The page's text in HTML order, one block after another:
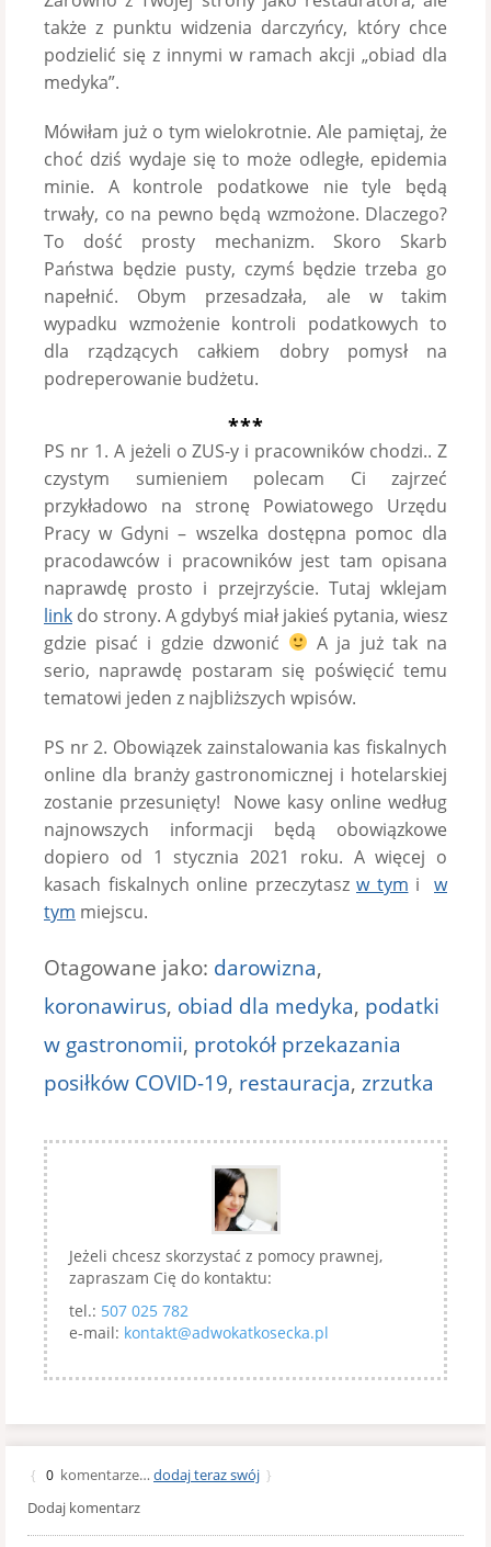
także z punktu widzenia darczyńcy, który chce
podzielić się z innymi w ramach akcji „obiad dla
medyka”.
Mówiłam już o tym wielokrotnie. Ale pamiętaj, że
choć dziś wydaje się to może odległe, epidemia
minie. A kontrole podatkowe nie tyle będą
trwały, co na pewno będą wzmożone. Dlaczego?
To dość prosty mechanizm. Skoro Skarb
Państwa będzie pusty, czymś będzie trzeba go
napełnić. Obym przesadzała, ale w takim
wypadku wzmożenie kontroli podatkowych to
dla rządzących całkiem dobry pomysł na
podreperowanie budżetu.
***
PS nr 1. A jeżeli o ZUS-y i pracowników chodzi.. Z
czystym sumieniem polecam Ci zajrzeć
przykładowo na stronę Powiatowego Urzędu
Pracy w Gdyni – wszelka dostępna pomoc dla
pracodawców i pracowników jest tam opisana
naprawdę prosto i przejrzyście. Tutaj wklejam
link do strony. A gdybyś miał jakieś pytania, wiesz
gdzie pisać i gdzie dzwonić
A ja już tak na
serio, naprawdę postaram się poświęcić temu
tematowi jeden z najbliższych wpisów.
PS nr 2. Obowiązek zainstalowania kas fiskalnych
online dla branży gastronomicznej i hotelarskiej
zostanie przesunięty! Nowe kasy online według
najnowszych informacji będą obowiązkowe
dopiero od 1 stycznia 2021 roku. A więcej o
kasach fiskalnych online przeczytasz w tym i w
tym miejscu.
Otagowane jako: darowizna,
koronawirus, obiad dla medyka, podatki
w gastronomii, protokół przekazania
posiłków COVID-19, restauracja, zrzutka
Jeżeli chcesz skorzystać z pomocy prawnej,
zapraszam Cię do kontaktu:
tel.: 507 025 782
e-mail: kontakt@adwokatkosecka.pl
{ 0 komentarze… dodaj teraz swój }
Dodaj komentarz